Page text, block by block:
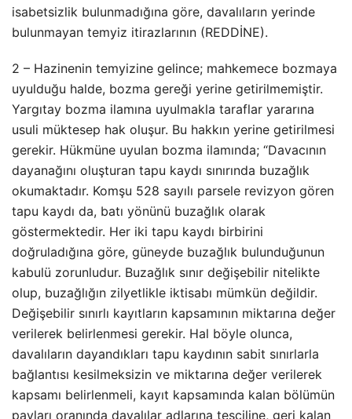
isabetsizlik bulunmadığına göre, davalıların yerinde
bulunmayan temyiz itirazlarının (REDDİNE).
2 – Hazinenin temyizine gelince; mahkemece bozmaya
uyulduğu halde, bozma gereği yerine getirilmemiştir.
Yargıtay bozma ilamına uyulmakla taraflar yararına
usuli müktesep hak oluşur. Bu hakkın yerine getirilmesi
gerekir. Hükmüne uyulan bozma ilamında; “Davacının
dayanağını oluşturan tapu kaydı sınırında buzağlık
okumaktadır. Komşu 528 sayılı parsele revizyon gören
tapu kaydı da, batı yönünü buzağlık olarak
göstermektedir. Her iki tapu kaydı birbirini
doğruladığına göre, güneyde buzağlık bulunduğunun
kabulü zorunludur. Buzağlık sınır değişebilir nitelikte
olup, buzağlığın zilyetlikle iktisabı mümkün değildir.
Değişebilir sınırlı kayıtların kapsamının miktarına değer
verilerek belirlenmesi gerekir. Hal böyle olunca,
davalıların dayandıkları tapu kaydının sabit sınırlarla
bağlantısı kesilmeksizin ve miktarına değer verilerek
kapsamı belirlenmeli, kayıt kapsamında kalan bölümün
payları oranında davalılar adlarına tesciline, geri kalan